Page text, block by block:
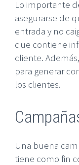
Lo importante
asegurarse de
entrada y no
que contiene
cliente.
para generar
los clientes.
Una buena
tiene como fin